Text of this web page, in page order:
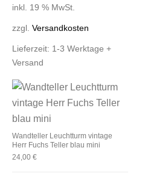
inkl. 19 % MwSt.
zzgl.Versandkosten
Lieferzeit: 1-3 Werktage +
Versand
Wandteller Leuchtturm vintage
Herr Fuchs Teller blau mini
24,00€